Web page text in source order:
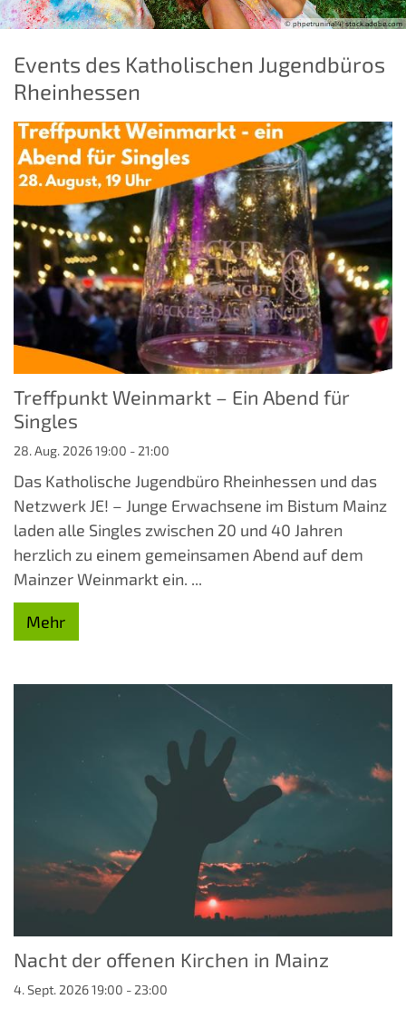
© phpetrunina14| stock.adobe.com
Events des Katholischen Jugendbüros
Rheinhessen
Treffpunkt Weinmarkt – Ein Abend für
Singles
28. Aug. 2026 19:00 - 21:00
Das Katholische Jugendbüro Rheinhessen und das
Netzwerk JE! – Junge Erwachsene im Bistum Mainz
laden alle Singles zwischen 20 und 40 Jahren
herzlich zu einem gemeinsamen Abend auf dem
Mainzer Weinmarkt ein. ...
Mehr
Nacht der offenen Kirchen in Mainz
4. Sept. 2026 19:00 - 23:00